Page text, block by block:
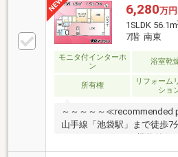
6,280万円
1SLDK 56.1m
7階 南東
モニタ付インターホ
ン
浴室乾
所有権
リフォーム
ショ
～～～～～
山手線「池袋駅」まで徒歩
56.13㎡・1SLDKの機能的
事部屋や衣装部屋に◇キッ